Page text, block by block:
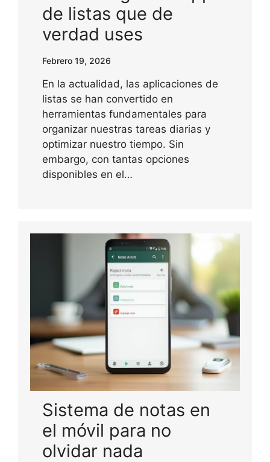
de listas que de
verdad uses
Febrero 19, 2026
En la actualidad, las aplicaciones de
listas se han convertido en
herramientas fundamentales para
organizar nuestras tareas diarias y
optimizar nuestro tiempo. Sin
embargo, con tantas opciones
disponibles en el…
Sistema de notas en
el móvil para no
olvidar nada